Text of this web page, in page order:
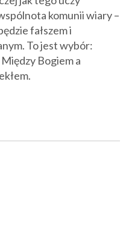
komunii wiary –
fałszem i
To jest wybór:
Bogiem a